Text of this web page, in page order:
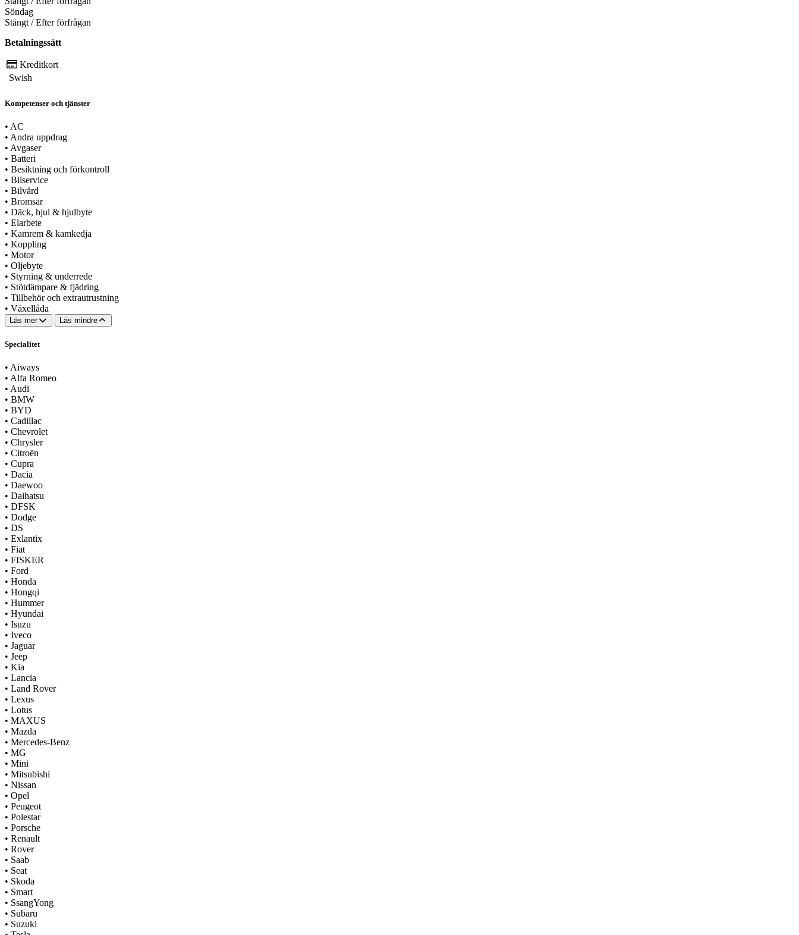
Söndag
Stängt / Efter förfrågan
Betalningssätt
Kreditkort
Swish
Kompetenser och tjänster
• AC
• Andra uppdrag
• Avgaser
• Batteri
• Besiktning och förkontroll
• Bilservice
• Bilvård
• Bromsar
• Däck, hjul & hjulbyte
• Elarbete
• Kamrem & kamkedja
• Koppling
• Motor
• Oljebyte
• Styrning & underrede
• Stötdämpare & fjädring
• Tillbehör och extrautrustning
• Växellåda
Läs mer Läs mindre
Specialitet
• Aiways
• Alfa Romeo
• Audi
• BMW
• BYD
• Cadillac
• Chevrolet
• Chrysler
• Citroën
• Cupra
• Dacia
• Daewoo
• Daihatsu
• DFSK
• Dodge
• DS
• Exlantix
• Fiat
• FISKER
• Ford
• Honda
• Hongqi
• Hummer
• Hyundai
• Isuzu
• Iveco
• Jaguar
• Jeep
• Kia
• Lancia
• Land Rover
• Lexus
• Lotus
• MAXUS
• Mazda
• Mercedes-Benz
• MG
• Mini
• Mitsubishi
• Nissan
• Opel
• Peugeot
• Polestar
• Porsche
• Renault
• Rover
• Saab
• Seat
• Skoda
• Smart
• SsangYong
• Subaru
• Suzuki